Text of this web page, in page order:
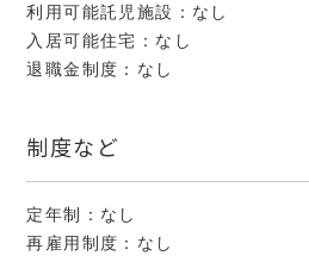
利用可能託児施設：なし
入居可能住宅：なし
退職金制度：なし
制度など
定年制：なし
再雇用制度：なし